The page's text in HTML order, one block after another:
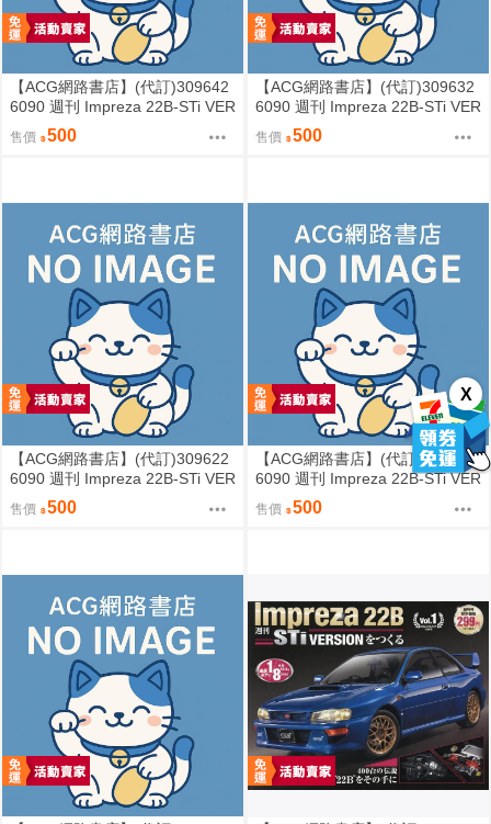
X
【ACG網路書店】(代訂)309642
6090 週刊 Impreza 22B-STi VER
SION をつくる (6)
售價 500
【ACG網路書店】(代訂)309632
6090 週刊 Impreza 22B-STi VER
SION をつくる (5)
售價 500
【ACG網路書店】(代訂)309622
6090 週刊 Impreza 22B-STi VER
SION をつくる (4)
售價 500
【ACG網路書店】(代訂)309612
6090 週刊 Impreza 22B-STi VER
SION をつくる (3)
售價 500